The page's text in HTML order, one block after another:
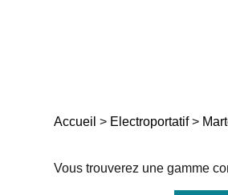
Accueil > Electroportatif>
Vous trouverez une gamme